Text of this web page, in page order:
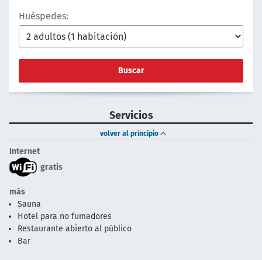
Huéspedes:
Buscar
Servicios
volver al principio
Internet
gratis
más
Sauna
Hotel para no fumadores
Restaurante abierto al público
Bar